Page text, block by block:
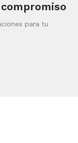
para tu